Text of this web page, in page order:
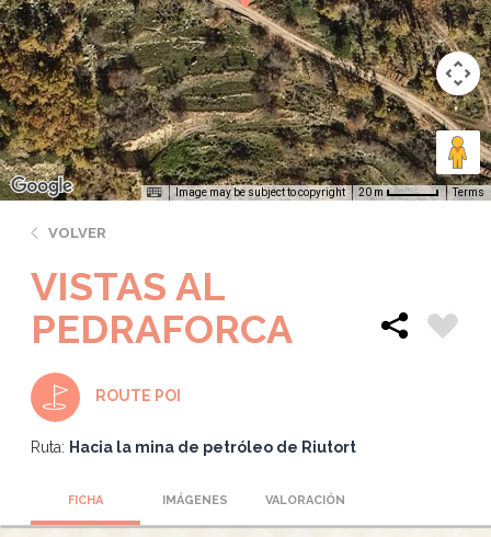
Image may be subject to copyright 20 m Terms
VOLVER
VISTAS AL
PEDRAFORCA
ROUTE POI
Ruta: Hacia la mina de petróleo de Riutort
FICHA IMÁGENES VALORACIÓN